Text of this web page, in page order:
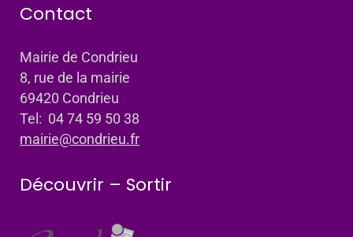
Contact
Mairie de Condrieu
8, rue de la mairie
69420 Condrieu
Tel: 04 74 59 50 38
mairie@condrieu.fr
Découvrir – Sortir